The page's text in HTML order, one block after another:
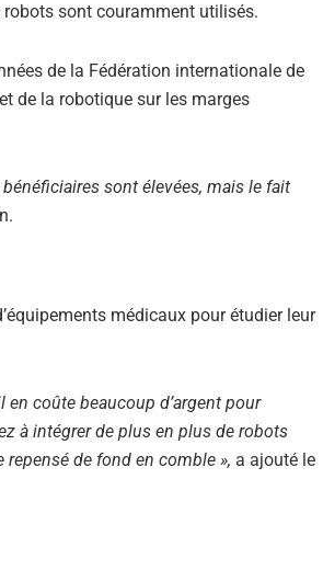
sont couramment utilisés.
de la Fédération internationale de
de la robotique sur les marges
sont élevées, mais le fait
médicaux pour étudier leur
en coûte beaucoup d’argent pour
à intégrer de plus en plus de robots
de fond en comble », a ajouté le